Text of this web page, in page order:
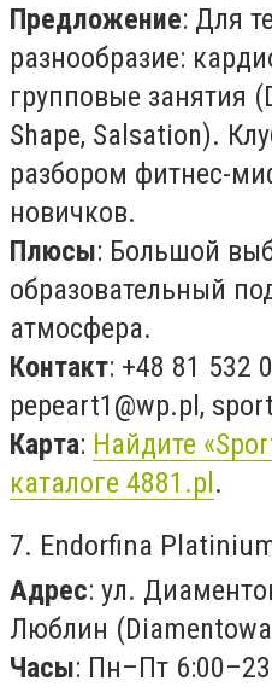
Предложение: Для
разнообразие:
групповые занятия
Shape, Salsation).
разбором фитнес-
новичков.
Плюсы: Большой
образовательный
атмосфера.
Контакт: +48 81 532
pepeart1@wp.pl,
Карта: Найдите
каталоге 4881.pl.
7. Endorfina
Адрес: ул.
Люблин
Часы: Пн–Пт